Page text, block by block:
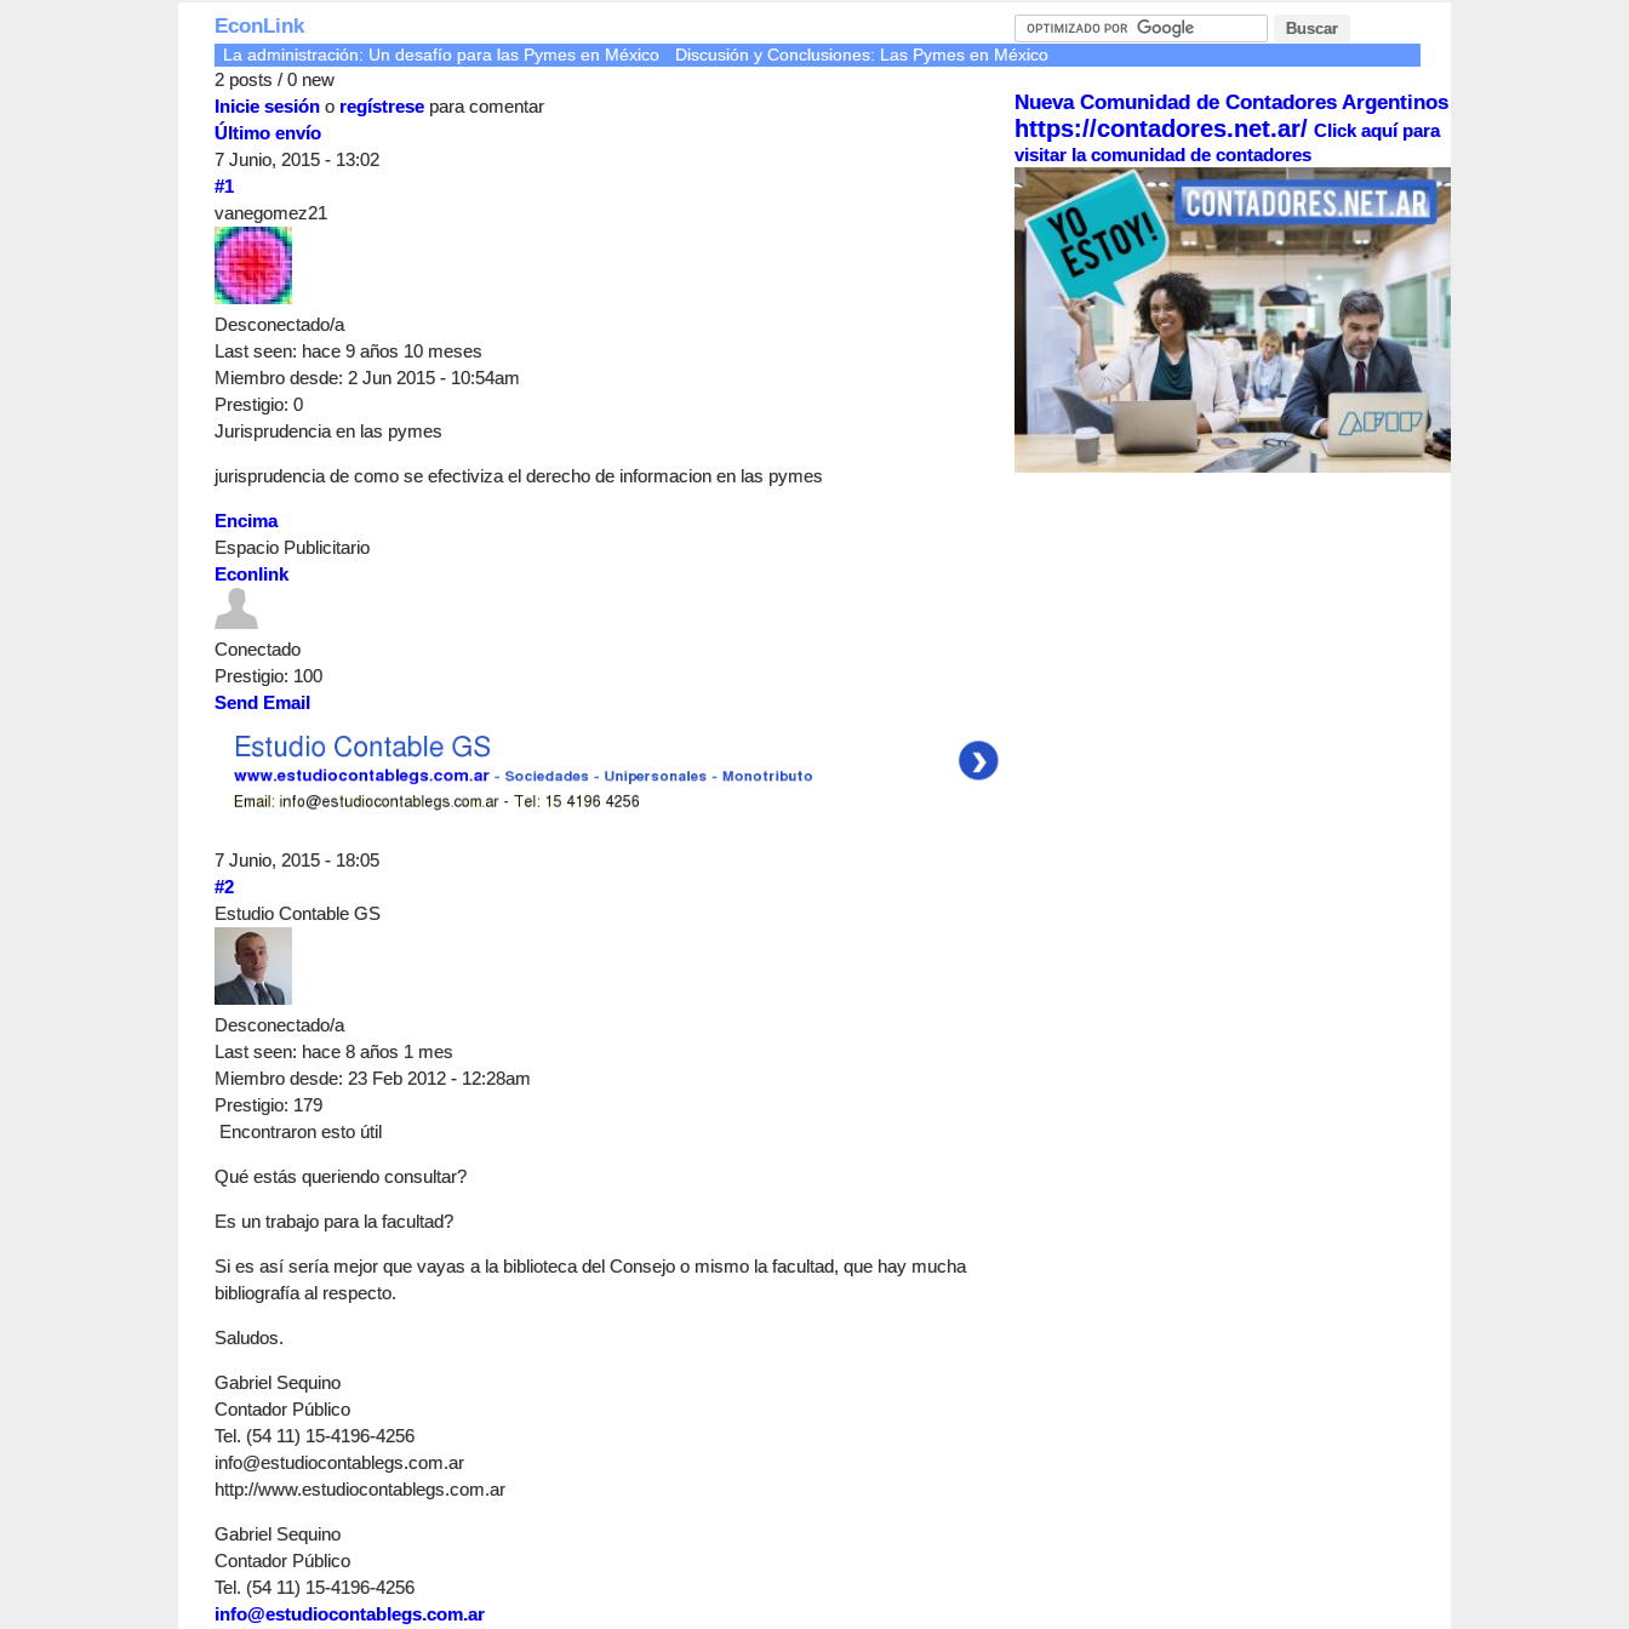
EconLink
La administración: Un desafío para las Pymes en México Discusión y Conclusiones: Las Pymes en México
2 posts / 0 new
Inicie sesión o regístrese para comentar
Último envío
7 Junio, 2015 - 13:02
#1
vanegomez21
Desconectado/a
Last seen: hace 9 años 10 meses
Miembro desde: 2 Jun 2015 - 10:54am
Prestigio: 0
Jurisprudencia en las pymes
jurisprudencia de como se efectiviza el derecho de informacion en las pymes
Encima
Espacio Publicitario
Econlink
Conectado
Prestigio: 100
Send Email
7 Junio, 2015 - 18:05
#2
Estudio Contable GS
Desconectado/a
Last seen: hace 8 años 1 mes
Miembro desde: 23 Feb 2012 - 12:28am
Prestigio: 179
Encontraron esto útil
Qué estás queriendo consultar?
Es un trabajo para la facultad?
Si es así sería mejor que vayas a la biblioteca del Consejo o mismo la facultad, que hay mucha
bibliografía al respecto.
Saludos.
Gabriel Sequino
Contador Público
Tel. (54 11) 15-4196-4256
info@estudiocontablegs.com.ar
http://www.estudiocontablegs.com.ar
Gabriel Sequino
Contador Público
Tel. (54 11) 15-4196-4256
info@estudiocontablegs.com.ar
Nueva Comunidad de Contadores Argentinos
https://contadores.net.ar/ Click aquí para
visitar la comunidad de contadores